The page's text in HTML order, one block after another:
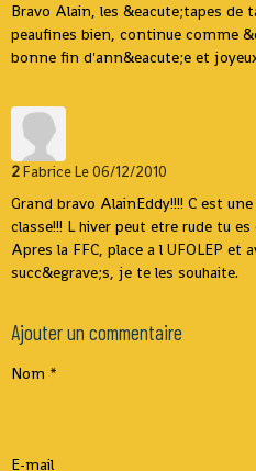
Bravo Alain, les &eacute;tapes de
peaufines bien, continue comme
bonne fin d'ann&eacute;e et
2FabriceLe 06/12/2010
Grand bravo AlainEddy!!!! C est
classe!!! L hiver peut etre rude tu
Apres la FFC, place a l UFOLEP et
succ&egrave;s, je te les souhaite.
Ajouter un commentaire
Nom
E-mail